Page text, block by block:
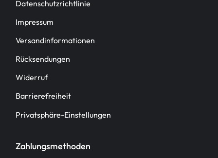
Datenschutzrichtlinie
Impressum
Versandinformationen
Rücksendungen
Widerruf
Barrierefreiheit
Privatsphäre-Einstellungen
Zahlungsmethoden